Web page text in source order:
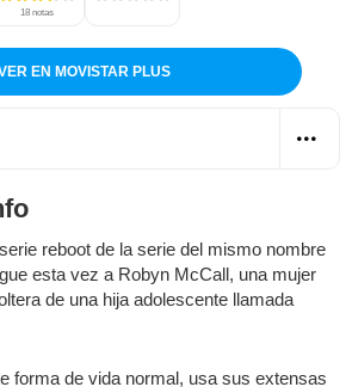
18 notas
EN MOVISTAR PLUS
reboot de la serie del mismo nombre
esta vez a Robyn McCall, una mujer
de una hija adolescente llamada
forma de vida normal, usa sus extensas